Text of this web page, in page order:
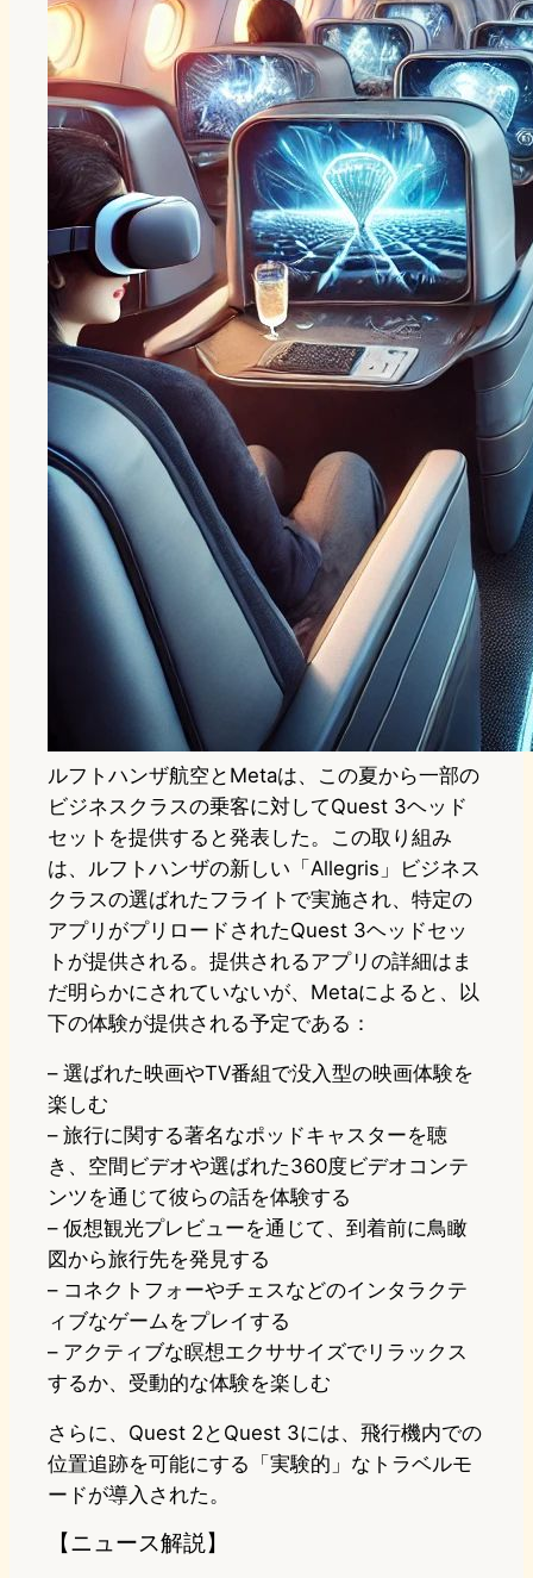
ルフトハンザ航空とMetaは、この夏から一部の
ビジネスクラスの乗客に対してQuest 3ヘッド
セットを提供すると発表した。この取り組み
は、ルフトハンザの新しい「Allegris」ビジネス
クラスの選ばれたフライトで実施され、特定の
アプリがプリロードされたQuest 3ヘッドセッ
トが提供される。提供されるアプリの詳細はま
だ明らかにされていないが、Metaによると、以
下の体験が提供される予定である：
– 選ばれた映画やTV番組で没入型の映画体験を
楽しむ
– 旅行に関する著名なポッドキャスターを聴
き、空間ビデオや選ばれた360度ビデオコンテ
ンツを通じて彼らの話を体験する
– 仮想観光プレビューを通じて、到着前に鳥瞰
図から旅行先を発見する
– コネクトフォーやチェスなどのインタラクテ
ィブなゲームをプレイする
– アクティブな瞑想エクササイズでリラックス
するか、受動的な体験を楽しむ
さらに、Quest 2とQuest 3には、飛行機内での
位置追跡を可能にする「実験的」なトラベルモ
ードが導入された。
【ニュース解説】